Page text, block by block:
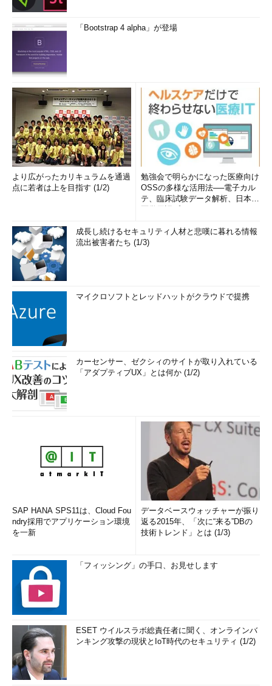
「Bootstrap 4 alpha」が登場
より広がったカリキュラムを通過
点に若者は上を目指す (1/2)
勉強会で明らかになった医療向け
OSSの多様な活用法──電子カル
テ、臨床試験データ解析、日本語
成長し続けるセキュリティ人材と悲嘆に暮れる情報
流出被害者たち (1/3)
マイクロソフトとレッドハットがクラウドで提携
カーセンサー、ゼクシィのサイトが取り入れている
「アダプティブUX」とは何か (1/2)
SAP HANA SPS11は、Cloud Fou
ndry採用でアプリケーション環境
を一新
データベースウォッチャーが振り
返る2015年、「次に“来る”DBの
技術トレンド」とは (1/3)
「フィッシング」の手口、お見せします
ESET ウイルスラボ総責任者に聞く、オンラインバ
ンキング攻撃の現状とIoT時代のセキュリティ (1/2)